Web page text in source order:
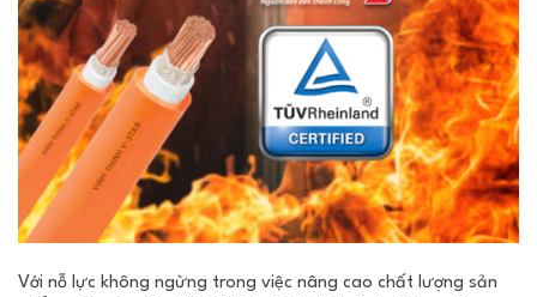
Với nỗ lực không ngừng trong việc nâng cao chất lượng sản